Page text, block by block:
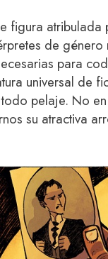
figura
de género
para
universal de
pelaje. No
su atractiva